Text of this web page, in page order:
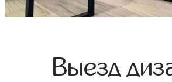
Выезд